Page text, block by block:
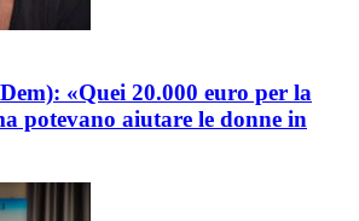
«Quei 20.000 euro per la
potevano aiutare le donne in